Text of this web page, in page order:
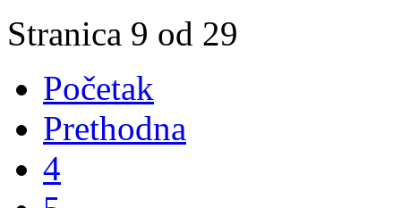
Stranica 9 od 29
Početak
Prethodna
4